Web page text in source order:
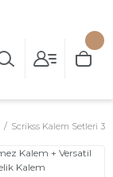
Scrikss Kalem Setleri